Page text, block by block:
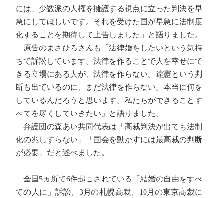
には、少数派の人権を擁護する視点に立った判決を早
急にしてほしいです。それを受けた国が早急に法制度
化することを期待して上告しました」と語りました。
原告のまさひろさんも「法律婚をしたいという気持
ちで訴訟しています。法律を作ることで人を幸せにで
きる立場にある人が、法律を作らない。違憲という判
断も出ているのに、まだ法律を作らない。本当に何を
しているんだろうと思います。私たちができることす
べてを尽くしていきたい」と語りました。
弁護団の森あい共同代表は「高裁判決が出ても法制
化の兆しすらない」「国会を動かすには最高裁の判断
が必要」だと述べました。
全国5ヵ所で6件起こされている「結婚の自由をすべ
ての人に」訴訟。3月の札幌高裁、10月の東京高裁に